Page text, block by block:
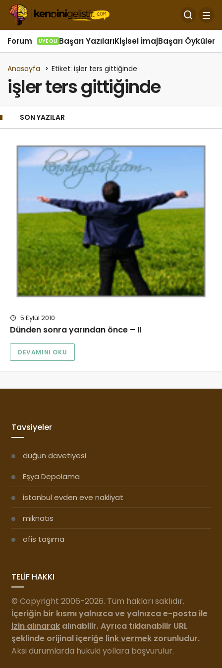
Forum ÜYE OL! Başarı YazılarıKişisel İmajBaşarı Öyküleri
Anasayfa Etiket: işler ters gittiğinde
işler ters gittiğinde
SON YAZILAR
5 Eylül 2010
Dünden sonra yarından önce – II
DEVAMINI OKU
Tavsiyeler
düğün davetiyesi
Eşya Depolama
istanbul evden eve nakliyat
mıknatıs
ofis taşıma
TELİF HAKKI
© Copyright 2006-2026. Tüm hakları saklıdır.
İçeriğin bir kısmı yalnızca ve yalnızca e-posta ile
izin alınarakalınabilir. Ayrıca tıklanabilir URL
şeklinde orijinal içeriğe link vermekzorunludur.
Aksi durumlarda hukuki yollara başvurulur.